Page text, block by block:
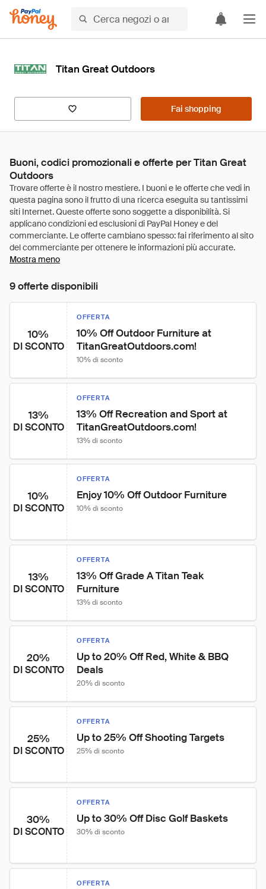
Titan Great Outdoors
Fai shopping
Buoni, codici promozionali e offerte per Titan Great
Outdoors
Mostra meno
9 offerte disponibili
10%
DI SCONTO
OFFERTA
10% Off Outdoor Furniture at
TitanGreatOutdoors.com!
10% di sconto
13%
DI SCONTO
OFFERTA
13% Off Recreation and Sport at
TitanGreatOutdoors.com!
13% di sconto
10%
DI SCONTO
OFFERTA
Enjoy 10% Off Outdoor Furniture
10% di sconto
13%
DI SCONTO
OFFERTA
13% Off Grade A Titan Teak
Furniture
13% di sconto
20%
DI SCONTO
OFFERTA
Up to 20% Off Red, White & BBQ
Deals
20% di sconto
25%
DI SCONTO
OFFERTA
Up to 25% Off Shooting Targets
25% di sconto
30%
DI SCONTO
OFFERTA
Up to 30% Off Disc Golf Baskets
30% di sconto
OFFERTA